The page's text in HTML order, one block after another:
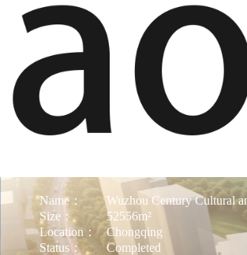
Name：
Wuzhou Century Cultural
Size：
52556m²
Location：
Chongqing
Status：
Completed